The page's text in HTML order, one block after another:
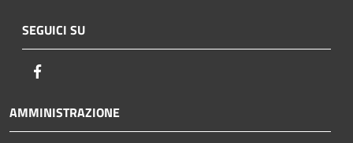
SEGUICI SU
AMMINISTRAZIONE